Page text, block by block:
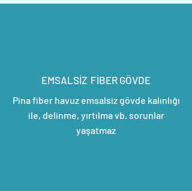
EMSALSİZ FİBER GÖVDE
Pina fiber havuz emsalsiz gövde kalınlığı
ile, delinme, yırtılma vb. sorunlar
yaşatmaz